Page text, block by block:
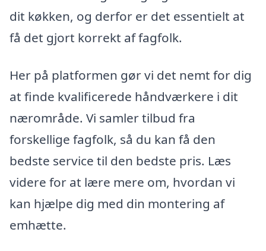
dit køkken, og derfor er det essentielt at
få det gjort korrekt af fagfolk.
Her på platformen gør vi det nemt for dig
at finde kvalificerede håndværkere i dit
nærområde. Vi samler tilbud fra
forskellige fagfolk, så du kan få den
bedste service til den bedste pris. Læs
videre for at lære mere om, hvordan vi
kan hjælpe dig med din montering af
emhætte.